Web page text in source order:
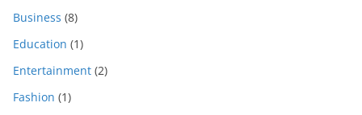
Business (8)
Education (1)
Entertainment (2)
Fashion (1)